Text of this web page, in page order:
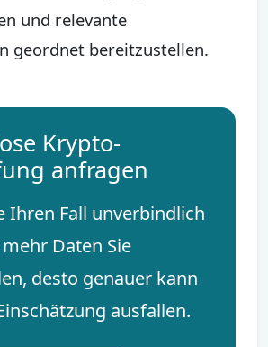
und relevante
geordnet bereitzustellen.
Krypto-
anfragen
Ihren Fall unverbindlich
Daten Sie
desto genauer kann
ausfallen.